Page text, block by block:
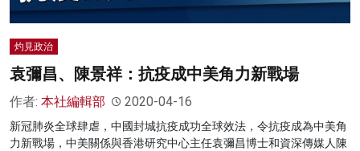
灼見政治
袁彌昌、陳景祥：抗疫成中美角力新戰場
作者: 本社編輯部 2020-04-16
新冠肺炎全球肆虐，中國封城抗疫成功全球效法，令抗疫成為中美角
力新戰場，中美關係與香港研究中心主任袁彌昌博士和資深傳媒人陳